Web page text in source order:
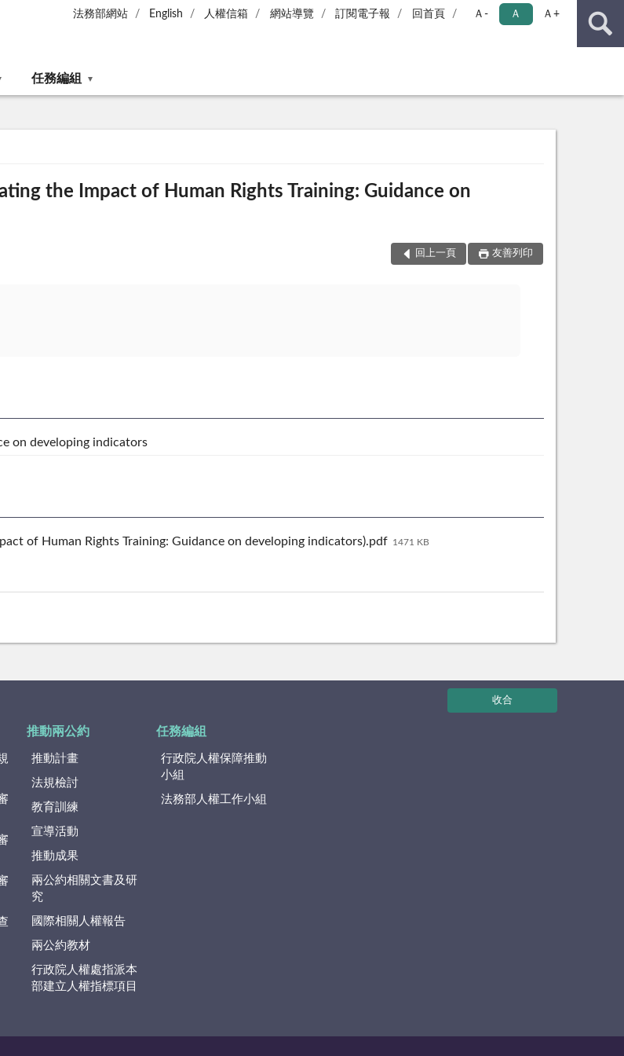
法務部網站 English 人權信箱 網站導覽 訂閱電子報 回首頁 Ａ- Ａ Ａ+
任務編組
the Impact of Human Rights Training: Guidance on
回上一頁 友善列印
on developing indicators
of Human Rights Training: Guidance on developing indicators).pdf 1471 KB
收合
推動兩公約
推動計畫
法規檢討
教育訓練
宣導活動
推動成果
兩公約相關文書及研
究
國際相關人權報告
兩公約教材
行政院人權處指派本
部建立人權指標項目
任務編組
行政院人權保障推動
小組
法務部人權工作小組